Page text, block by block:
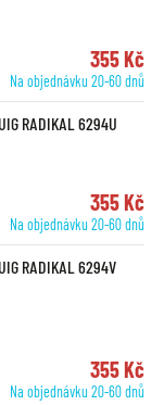
355 Kč
Na objednávku 20-60 dnů
RADIKAL 6294U
355 Kč
Na objednávku 20-60 dnů
RADIKAL 6294V
355 Kč
Na objednávku 20-60 dnů